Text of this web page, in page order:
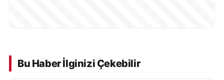
Bu Haber İlginizi Çekebilir